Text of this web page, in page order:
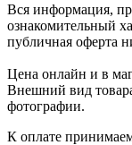
Вся информация,
ознакомительный
публичная оферта
Цена онлайн и в
Внешний вид
фотографии.
К оплате